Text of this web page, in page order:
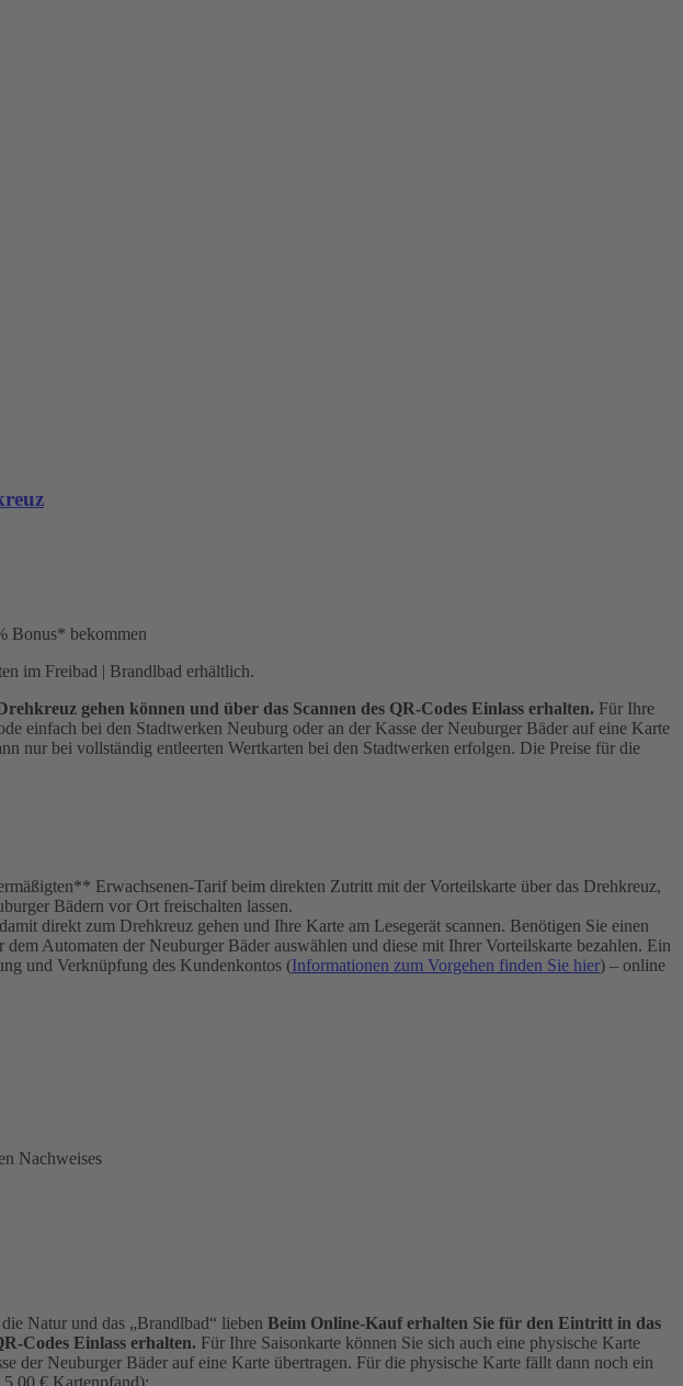
Bonus* bekommen
im Freibad | Brandlbad erhältlich.
gehen können und über das Scannen des QR-Codes Einlass erhalten. Für Ihre
einfach bei den Stadtwerken Neuburg oder an der Kasse der Neuburger Bäder auf eine Karte
nur bei vollständig entleerten Wertkarten bei den Stadtwerken erfolgen. Die Preise für die
Erwachsenen-Tarif beim direkten Zutritt mit der Vorteilskarte über das Drehkreuz,
Bädern vor Ort freischalten lassen.
direkt zum Drehkreuz gehen und Ihre Karte am Lesegerät scannen. Benötigen Sie einen
Automaten der Neuburger Bäder auswählen und diese mit Ihrer Vorteilskarte bezahlen. Ein
und Verknüpfung des Kundenkontos (Informationen zum Vorgehen finden Sie hier) – online
Nachweises
Natur und das „Brandlbad“ lieben Beim Online-Kauf erhalten Sie für den Eintritt in das
Codes Einlass erhalten. Für Ihre Saisonkarte können Sie sich auch eine physische Karte
der Neuburger Bäder auf eine Karte übertragen. Für die physische Karte fällt dann noch ein
€ Kartenpfand):